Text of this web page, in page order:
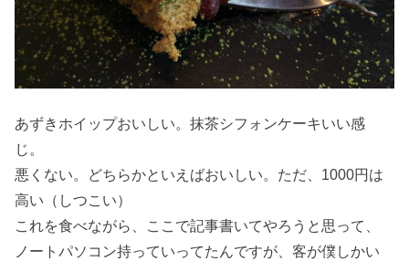
あずきホイップおいしい。抹茶シフォンケーキいい感
じ。
悪くない。どちらかといえばおいしい。ただ、1000円は
高い（しつこい）
これを食べながら、ここで記事書いてやろうと思って、
ノートパソコン持っていってたんですが、客が僕しかい